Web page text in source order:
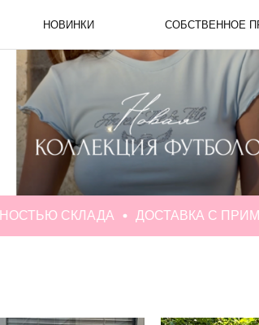
НОВИНКИ СОБСТВЕННОЕ
СКЛАДА ДОСТАВКА С ПРИМЕРКОЙ